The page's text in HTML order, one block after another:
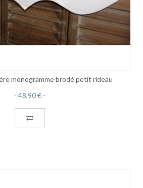
monogramme brodé petit rideau
48,90 €